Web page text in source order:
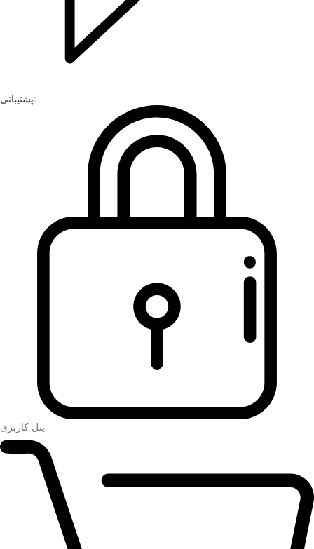
پشتیبانی:
پنل کاربری